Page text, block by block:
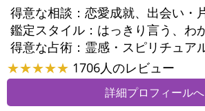
得意な相談：
鑑定スタイル：
得意な占術：
★★★★★ 1706人のレビュー
詳細プロフィールへ